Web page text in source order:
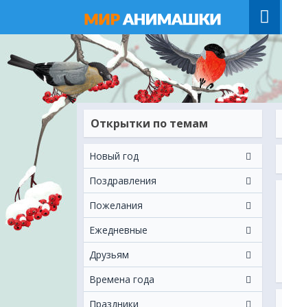
Открытки по темам
Новый год
Поздравления
Пожелания
Ежeдневные
Друзьям
Времена года
Праздники